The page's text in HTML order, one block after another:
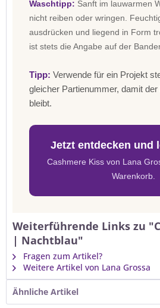
Waschtipp: Sanft im lauwarmen
nicht reiben oder wringen.
ausdrücken und liegend in Form
ist stets die Angabe auf der
Tipp: Verwende für ein Projekt
gleicher Partienummer, damit
bleibt.
Jetzt entdecken und
Cashmere Kiss von Lana
Warenkorb.
Weiterführende Links zu
| Nachtblau"
Fragen zum Artikel?
Weitere Artikel von Lana Grossa
Ähnliche Artikel